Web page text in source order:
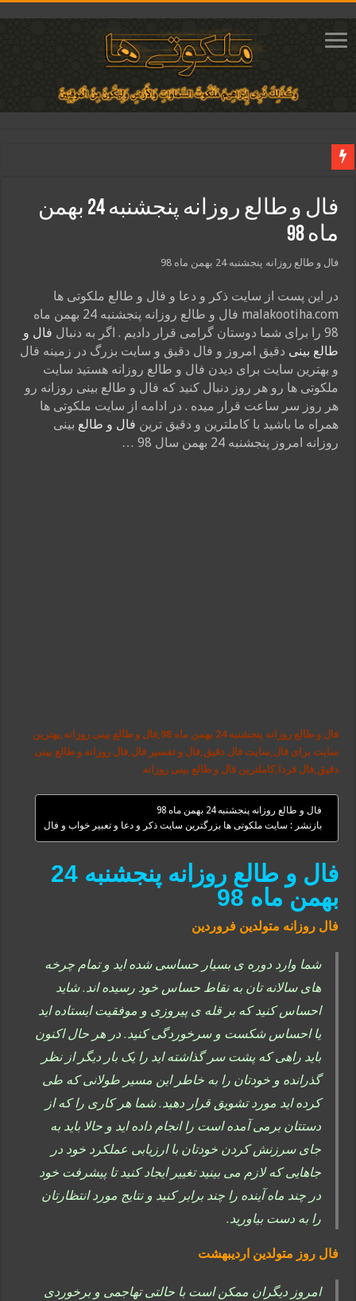
ختم آیات ۲ و ۳ سوره طلاق برای افزایش رزق و روزی | روش ختم، متن آیات و فضیلت
آیات قرآنی برای استجابت دعا و آسان شدن کارها و برآورده شدن حاجت
قویترین ذکر استجابت دعا و حاجت روایی | ذکر اسماء الحسنی برآورده شدن حاجت
فال و طالع روزانه پنجشنبه 24 بهمن
ماه 98
فال و طالع روزانه پنجشنبه 24 بهمن ماه 98
در این پست از سایت ذکر و دعا و فال و طالع ملکوتی ها
malakootiha.com فال و طالع روزانه پنجشنبه 24 بهمن ماه
98 را برای شما دوستان گرامی قرار دادیم . اگر به دنبال
فال و
طالع بینی دقیق امروز و فال دقیق و سایت بزرگ در زمینه فال
و بهترین سایت برای دیدن فال و طالع روزانه هستید سایت
ملکوتی ها رو هر روز دنبال کنید که فال و طالع بینی روزانه رو
هر روز سر ساعت قرار میده . در ادامه از سایت ملکوتی ها
همراه ما باشید با کاملترین و دقیق ترین فال و طالع بینی
روزانه امروز پنجشنبه 24 بهمن سال 98 …
فال و طالع روزانه پنجشنبه 24 بهمن ماه 98,فال و طالع بینی روزانه,بهترین
سایت برای فال,سایت فال دقیق,فال و تفسیر فال,فال روزانه و طالع بینی
دقیق,فال فردا,کاملترین فال و طالع بینی روزانه
فال و طالع روزانه پنجشنبه 24 بهمن ماه 98
بازنشر : سایت ملکوتی ها بزرگترین سایت ذکر و دعا و تعبیر خواب و فال
فال و طالع روزانه پنجشنبه 24
بهمن ماه 98
فال روزانه متولدین فروردین
شما وارد دوره ی بسیار حساسی شده اید و تمام چرخه
های سالانه تان به نقاط حساس خود رسیده اند. شاید
احساس کنید که بر قله ی پیروزی و موفقیت ایستاده اید
یا احساس شکست و سرخوردگی کنید. در هر حال اکنون
باید راهی که پشت سر گذاشته اید را یک بار دیگر از نظر
گذرانده و خودتان را به خاطر این مسیر طولانی که طی
کرده اید مورد تشویق قرار دهید. شما هر کاری را که از
دستتان برمی آمده است را انجام داده اید و حالا باید به
جای سرزنش کردن خودتان با ارزیابی عملکرد خود در
جاهایی که لازم می بینید تغییر ایجاد کنید تا پیشرفت خود
در چند ماه آینده را چند برابر کنید و نتایج مورد انتظارتان
را به دست بیاورید.
فال روز متولدین اردیبهشت
امروز دیگران ممکن است با حالتی تهاجمی و برخوردی